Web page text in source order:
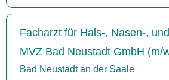
Facharzt für Hals-, Nasen-,
MVZ Bad Neustadt GmbH (m/
Bad Neustadt an der Saale